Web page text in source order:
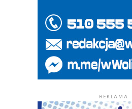
REKLAMA